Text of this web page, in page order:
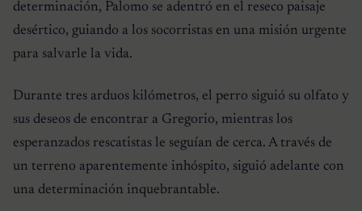
determinación, Palomo se adentró en el reseco paisaje
desértico, guiando a los socorristas en una misión urgente
para salvarle la vida.
Durante tres arduos kilómetros, el perro siguió su olfato y
sus deseos de encontrar a Gregorio, mientras los
esperanzados rescatistas le seguían de cerca. A través de
un terreno aparentemente inhóspito, siguió adelante con
una determinación inquebrantable.